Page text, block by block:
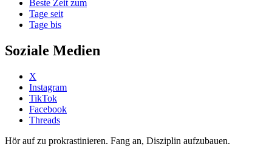
Beste Zeit zum
Tage seit
Tage bis
Soziale Medien
X
Instagram
TikTok
Facebook
Threads
Hör auf zu prokrastinieren. Fang an, Disziplin aufzubauen.